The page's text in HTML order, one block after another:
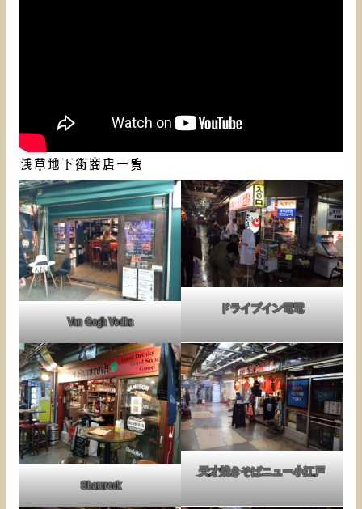
浅草地下街商店一覧
Van Gogh Vodka
ドライブイン電電
Shamrock
天才焼きそばニュー小江戸